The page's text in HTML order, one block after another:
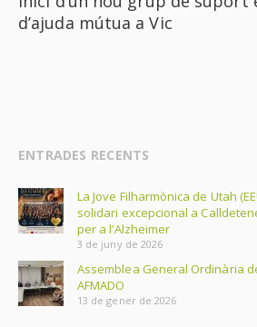
d’ajuda mútua a Vic
ENTRADES RECENTS
La Jove Filharmònica de Utah
solidari excepcional a
per a l’Alzheimer
3 de juny de 2026
Assemblea General Ordinària
AFMADO
13 de gener de 2026